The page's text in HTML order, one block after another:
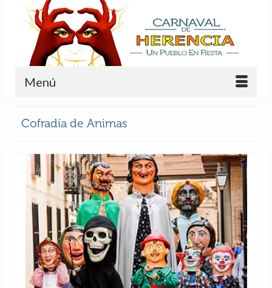
Menú
Cofradía de Animas